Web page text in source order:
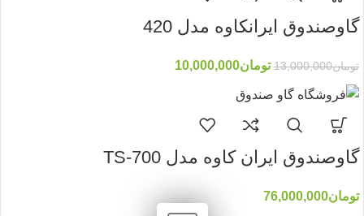
گاوصندوق ایرانکاوه مدل 420
تومان13,000,000 تومان10,000,000
گاوصندوق ایران کاوه مدل TS-700
تومان76,000,000